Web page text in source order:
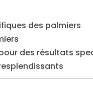
des palmiers
des résultats